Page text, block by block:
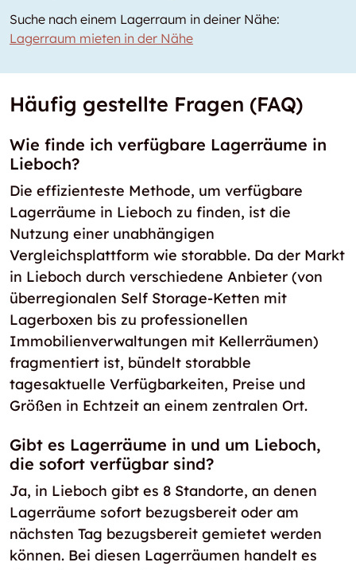
Suche nach einem Lagerraum in deiner Nähe:
Lagerraum mieten in der Nähe
Häufig gestellte Fragen (FAQ)
Wie finde ich verfügbare Lagerräume in
Lieboch?
Die effizienteste Methode, um verfügbare
Lagerräume in Lieboch zu finden, ist die
Nutzung einer unabhängigen
Vergleichsplattform wie storabble. Da der Markt
in Lieboch durch verschiedene Anbieter (von
überregionalen Self Storage-Ketten mit
Lagerboxen bis zu professionellen
Immobilienverwaltungen mit Kellerräumen)
fragmentiert ist, bündelt storabble
tagesaktuelle Verfügbarkeiten, Preise und
Größen in Echtzeit an einem zentralen Ort.
Gibt es Lagerräume in und um Lieboch,
die sofort verfügbar sind?
Ja, in Lieboch gibt es 8 Standorte, an denen
Lagerräume sofort bezugsbereit oder am
nächsten Tag bezugsbereit gemietet werden
können. Bei diesen Lagerräumen handelt es